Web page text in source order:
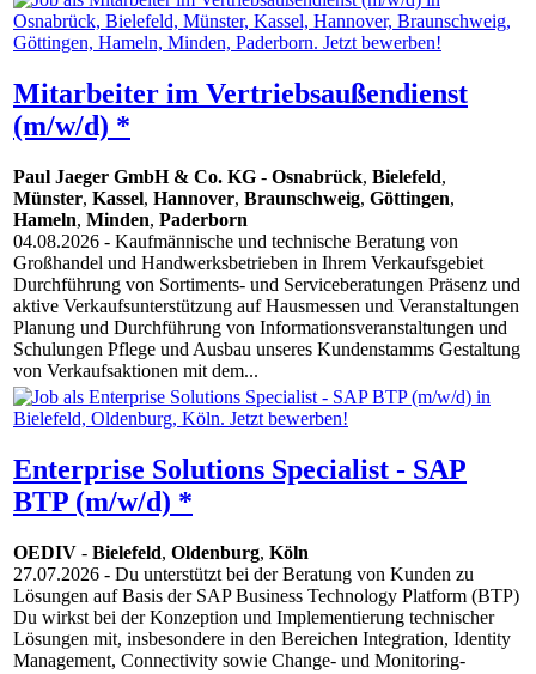
Mitarbeiter im Vertriebsaußendienst
(m/w/d) *
Paul Jaeger GmbH & Co. KG - Osnabrück, Bielefeld,
Münster, Kassel, Hannover, Braunschweig, Göttingen,
Hameln, Minden, Paderborn
04.08.2026 - Kaufmännische und technische Beratung von
Großhandel und Handwerksbetrieben in Ihrem Verkaufsgebiet
Durchführung von Sortiments- und Serviceberatungen Präsenz und
aktive Verkaufsunterstützung auf Hausmessen und Veranstaltungen
Planung und Durchführung von Informationsveranstaltungen und
Schulungen Pflege und Ausbau unseres Kundenstamms Gestaltung
von Verkaufsaktionen mit dem...
Enterprise Solutions Specialist - SAP
BTP (m/w/d) *
OEDIV - Bielefeld, Oldenburg, Köln
27.07.2026 - Du unterstützt bei der Beratung von Kunden zu
Lösungen auf Basis der SAP Business Technology Platform (BTP)
Du wirkst bei der Konzeption und Implementierung technischer
Lösungen mit, insbesondere in den Bereichen Integration, Identity
Management, Connectivity sowie Change- und Monitoring-